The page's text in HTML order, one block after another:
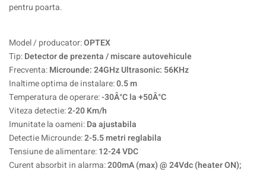
pentru poarta.
Model / producator:OPTEX
Tip:Detector de prezenta / miscare autovehicule
Frecventa:Microunde: 24GHz Ultrasonic: 56KHz
Inaltime optima de instalare:0.5 m
Temperatura de operare:-30Â°C la +50Â°C
Viteza detectie:2-20 Km/h
Imunitate la oameni:Da ajustabila
Detectie Microunde:2-5.5 metri reglabila
Tensiune de alimentare:12-24 VDC
Curent absorbit in alarma:200mA (max) @ 24Vdc (heater ON);